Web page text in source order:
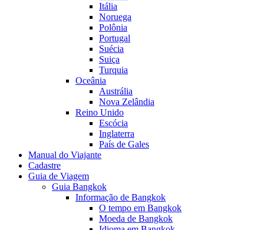
Itália
Noruega
Polônia
Portugal
Suécia
Suiça
Turquia
Oceânia
Austrália
Nova Zelândia
Reino Unido
Escócia
Inglaterra
País de Gales
Manual do Viajante
Cadastre
Guia de Viagem
Guia Bangkok
Informação de Bangkok
O tempo em Bangkok
Moeda de Bangkok